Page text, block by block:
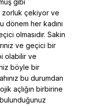
gibi
zorluk çekiyor ve
dönem her kadını
olmasıdır. Sakin
ve geçici bir
olabilir ve
böyle bir
bu durumdan
açlığın birbirine